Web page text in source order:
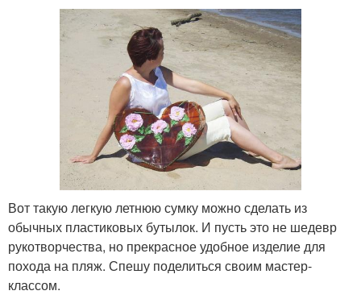
Вот такую легкую летнюю сумку можно сделать из
обычных пластиковых бутылок. И пусть это не шедевр
рукотворчества, но прекрасное удобное изделие для
похода на пляж. Спешу поделиться своим мастер-
классом.